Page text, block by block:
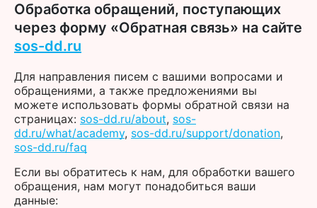
Обработка обращений, поступающих
через форму «Обратная связь» на сайте
sos-dd.ru
Для направления писем с вашими вопросами и
обращениями, а также предложениями вы
можете использовать формы обратной связи на
страницах: sos-dd.ru/about, sos-
dd.ru/what/academy, sos-dd.ru/support/donation,
sos-dd.ru/faq
Если вы обратитесь к нам, для обработки вашего
обращения, нам могут понадобиться ваши
данные: